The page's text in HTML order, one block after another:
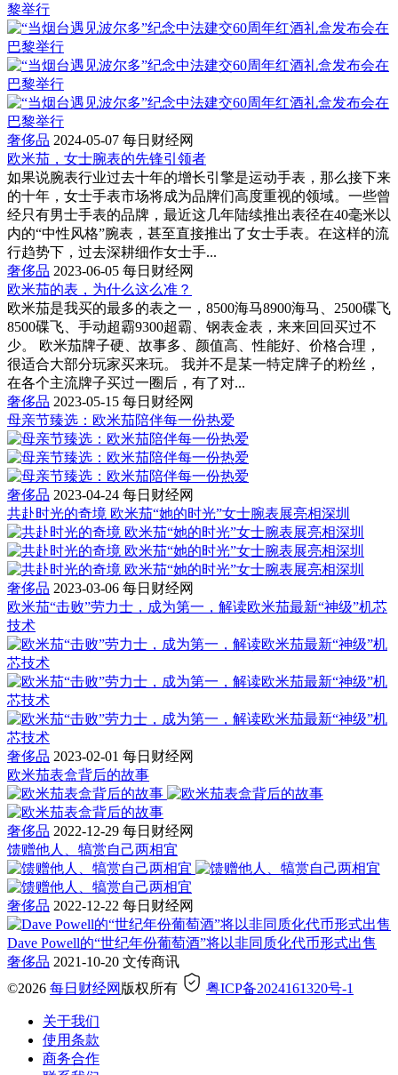
黎举行
奢侈品 2024-05-07 每日财经网
欧米茄，女士腕表的先锋引领者
如果说腕表行业过去十年的增长引擎是运动手表，那么接下来
的十年，女士手表市场将成为品牌们高度重视的领域。一些曾
经只有男士手表的品牌，最近这几年陆续推出表径在40毫米以
内的“中性风格”腕表，甚至直接推出了女士手表。在这样的流
行趋势下，过去深耕细作女士手...
奢侈品 2023-06-05 每日财经网
欧米茄的表，为什么这么准？
欧米茄是我买的最多的表之一，8500海马8900海马、2500碟飞
8500碟飞、手动超霸9300超霸、钢表金表，来来回回买过不
少。 欧米茄牌子硬、故事多、颜值高、性能好、价格合理，
很适合大部分玩家买来玩。 我并不是某一特定牌子的粉丝，
在各个主流牌子买过一圈后，有了对...
奢侈品 2023-05-15 每日财经网
母亲节臻选：欧米茄陪伴每一份热爱
奢侈品 2023-04-24 每日财经网
共赴时光的奇境 欧米茄“她的时光”女士腕表展亮相深圳
奢侈品 2023-03-06 每日财经网
欧米茄“击败”劳力士，成为第一，解读欧米茄最新“神级”机芯
技术
奢侈品 2023-02-01 每日财经网
欧米茄表盒背后的故事
奢侈品 2022-12-29 每日财经网
馈赠他人、犒赏自己两相宜
奢侈品 2022-12-22 每日财经网
Dave Powell的“世纪年份葡萄酒”将以非同质化代币形式出售
奢侈品 2021-10-20 文传商讯
©2026 每日财经网 版权所有 粤ICP备2024161320号-1
关于我们
使用条款
商务合作